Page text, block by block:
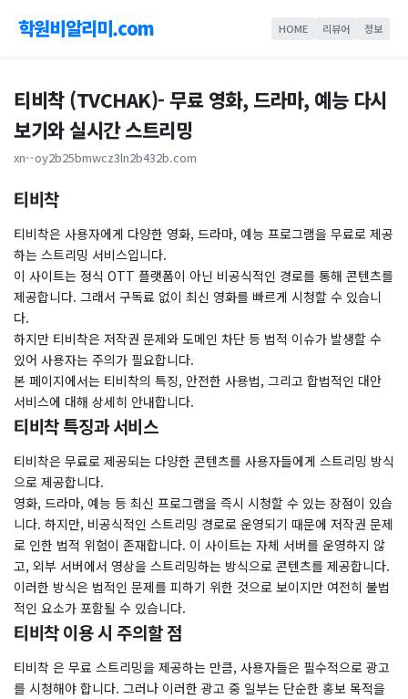
학원비알리미.com HOME 리뷰어 정보
티비착 (TVCHAK)- 무료 영화, 드라마, 예능 다시
보기와 실시간 스트리밍
xn--oy2b25bmwcz3ln2b432b.com
티비착
티비착은 사용자에게 다양한 영화, 드라마, 예능 프로그램을 무료로 제공
하는 스트리밍 서비스입니다.
이 사이트는 정식 OTT 플랫폼이 아닌 비공식적인 경로를 통해 콘텐츠를
제공합니다. 그래서 구독료 없이 최신 영화를 빠르게 시청할 수 있습니
다.
하지만 티비착은 저작권 문제와 도메인 차단 등 법적 이슈가 발생할 수
있어 사용자는 주의가 필요합니다.
본 페이지에서는 티비착의 특징, 안전한 사용법, 그리고 합법적인 대안
서비스에 대해 상세히 안내합니다.
티비착 특징과 서비스
티비착은 무료로 제공되는 다양한 콘텐츠를 사용자들에게 스트리밍 방식
으로 제공합니다.
영화, 드라마, 예능 등 최신 프로그램을 즉시 시청할 수 있는 장점이 있습
니다. 하지만, 비공식적인 스트리밍 경로로 운영되기 때문에 저작권 문제
로 인한 법적 위험이 존재합니다. 이 사이트는 자체 서버를 운영하지 않
고, 외부 서버에서 영상을 스트리밍하는 방식으로 콘텐츠를 제공합니다.
이러한 방식은 법적인 문제를 피하기 위한 것으로 보이지만 여전히 불법
적인 요소가 포함될 수 있습니다.
티비착 이용 시 주의할 점
티비착 은 무료 스트리밍을 제공하는 만큼, 사용자들은 필수적으로 광고
를 시청해야 합니다. 그러나 이러한 광고 중 일부는 단순한 홍보 목적을